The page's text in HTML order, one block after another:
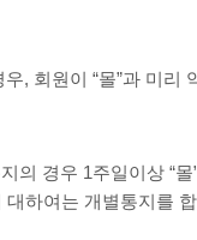
, 회원이 “몰”과 미
의 경우 1주일이상 “
대하여는 개별통지를